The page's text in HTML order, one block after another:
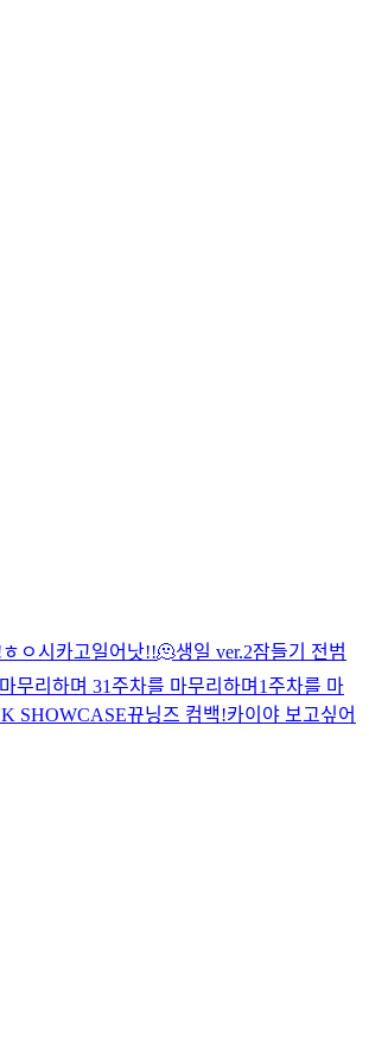
ㅎㅇ 시카고일어낫!!🫠생일 ver.2잠들기 전범
무리하며 31주차를 마무리하며 1주차를 마
SHOWCASE뀨닝즈 컴백!카이야 보고싶어